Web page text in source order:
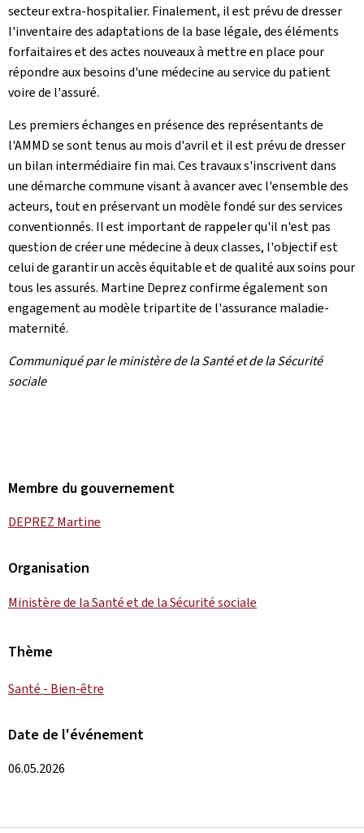
secteur extra-hospitalier. Finalement, il est prévu de dresser
l'inventaire des adaptations de la base légale, des éléments
forfaitaires et des actes nouveaux à mettre en place pour
répondre aux besoins d'une médecine au service du patient
voire de l'assuré.
Les premiers échanges en présence des représentants de
l'AMMD se sont tenus au mois d'avril et il est prévu de dresser
un bilan intermédiaire fin mai. Ces travaux s'inscrivent dans
une démarche commune visant à avancer avec l'ensemble des
acteurs, tout en préservant un modèle fondé sur des services
conventionnés. Il est important de rappeler qu'il n'est pas
question de créer une médecine à deux classes, l'objectif est
celui de garantir un accès équitable et de qualité aux soins pour
tous les assurés. Martine Deprez confirme également son
engagement au modèle tripartite de l'assurance maladie-
maternité.
Communiqué par le ministère de la Santé et de la Sécurité
sociale
Membre du gouvernement
DEPREZ Martine
Organisation
Ministère de la Santé et de la Sécurité sociale
Thème
Santé - Bien-être
Date de l'événement
06.05.2026